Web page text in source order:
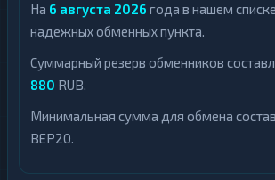
На 6 августа 2026 года в нашем списке
надежных обменных пункта.
Суммарный резерв обменников
880 RUB.
Минимальная сумма для обмена
BEP20.